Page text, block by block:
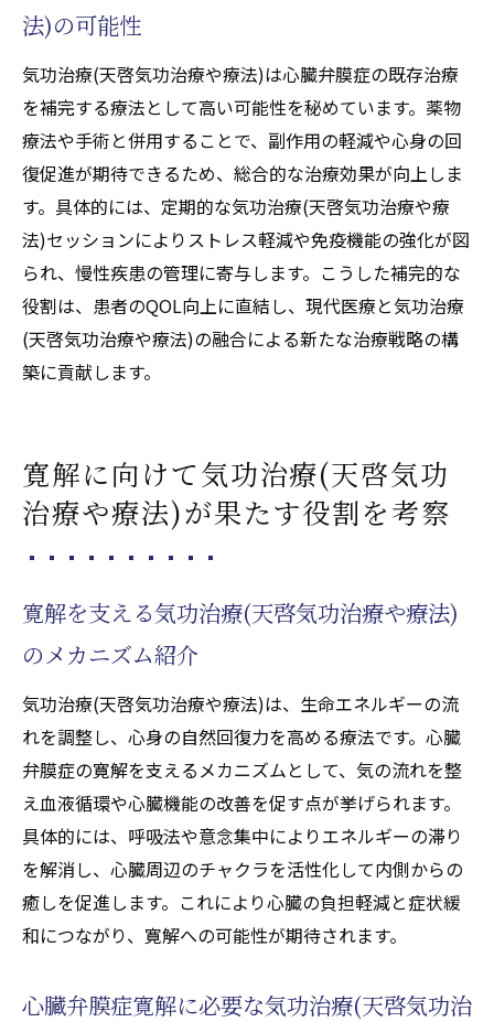
法)の可能性
気功治療(天啓気功治療や療法)は心臓弁膜症の既存治療
を補完する療法として高い可能性を秘めています。薬物
療法や手術と併用することで、副作用の軽減や心身の回
復促進が期待できるため、総合的な治療効果が向上しま
す。具体的には、定期的な気功治療(天啓気功治療や療
法)セッションによりストレス軽減や免疫機能の強化が図
られ、慢性疾患の管理に寄与します。こうした補完的な
役割は、患者のQOL向上に直結し、現代医療と気功治療
(天啓気功治療や療法)の融合による新たな治療戦略の構
築に貢献します。
寛解に向けて気功治療(天啓気功
治療や療法)が果たす役割を考察
寛解を支える気功治療(天啓気功治療や療法)
のメカニズム紹介
気功治療(天啓気功治療や療法)は、生命エネルギーの流
れを調整し、心身の自然回復力を高める療法です。心臓
弁膜症の寛解を支えるメカニズムとして、気の流れを整
え血液循環や心臓機能の改善を促す点が挙げられます。
具体的には、呼吸法や意念集中によりエネルギーの滞り
を解消し、心臓周辺のチャクラを活性化して内側からの
癒しを促進します。これにより心臓の負担軽減と症状緩
和につながり、寛解への可能性が期待されます。
心臓弁膜症寛解に必要な気功治療(天啓気功治